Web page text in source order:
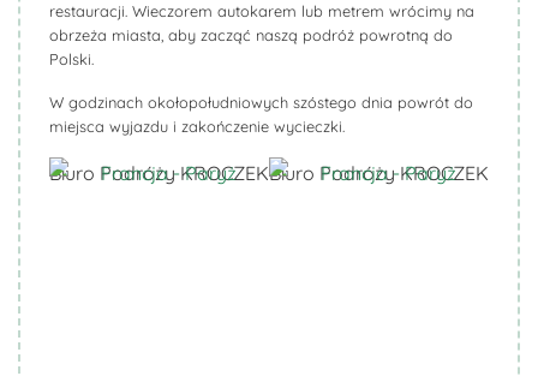
restauracji. Wieczorem autokarem lub metrem wrócimy na
obrzeża miasta, aby zacząć naszą podróż powrotną do
Polski.
W godzinach okołopołudniowych szóstego dnia powrót do
miejsca wyjazdu i zakończenie wycieczki.
Biuro Podróży KROCZEKBiuro Podróży KROCZEK